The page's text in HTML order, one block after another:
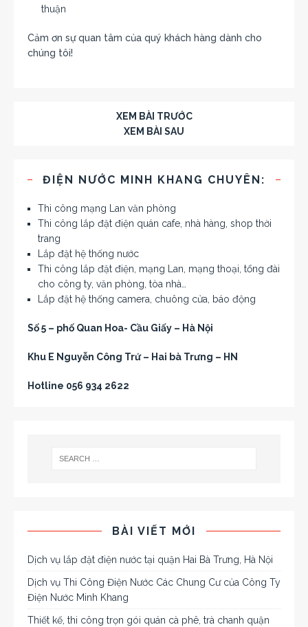
thuận
Cảm ơn sự quan tâm của quý khách hàng dành cho
chúng tôi!
XEM BÀI TRƯỚC
XEM BÀI SAU
ĐIỆN NƯỚC MINH KHANG CHUYÊN:
Thi công mạng Lan văn phòng
Thi công lắp đặt điện quán cafe, nhà hàng, shop thời
trang
Lắp đặt hệ thống nước
Thi công lắp đặt điện, mạng Lan, mạng thoại, tổng đài
cho công ty, văn phòng, tòa nhà…
Lắp đặt hệ thống camera, chuông cửa, báo động
Số 5 – phố Quan Hoa- Cầu Giấy – Hà Nội
Khu E Nguyễn Công Trứ – Hai bà Trưng – HN
Hotline 056 934 2622
BÀI VIẾT MỚI
Dịch vụ lắp đặt điện nước tại quận Hai Bà Trưng, Hà Nội
Dịch vụ Thi Công Điện Nước Các Chung Cư của Công Ty
Điện Nước Minh Khang
Thiết kế, thi công trọn gói quán cà phê, trà chanh quận